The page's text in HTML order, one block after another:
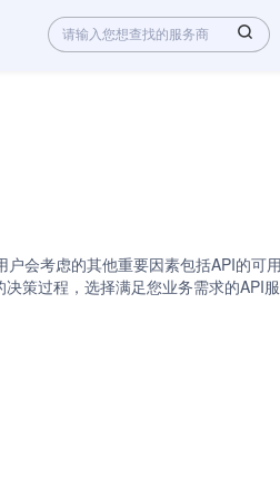
会考虑的其他重要因素包括API的可
策过程，选择满足您业务需求的API服